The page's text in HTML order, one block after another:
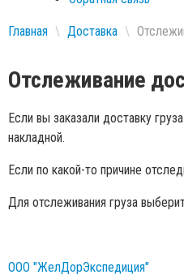
Главная \ Доставка \
Отслеживание
Если вы заказали доставку
накладной.
Если по какой-то причине
Для отслеживания груза
ООО "ЖелДорЭкспедиция"